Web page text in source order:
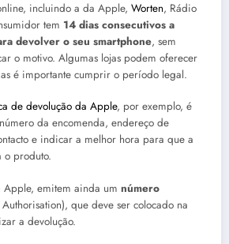
incluindo a da Apple, Worten, Rádio
tem 14 dias consecutivos a
devolver o seu smartphone, sem
o motivo. Algumas lojas podem oferecer
é importante cumprir o período legal.
de devolução da Apple, por exemplo, é
da encomenda, endereço de
e indicar a melhor hora para que a
o produto.
Apple, emitem ainda um número
que deve ser colocado na
a devolução.